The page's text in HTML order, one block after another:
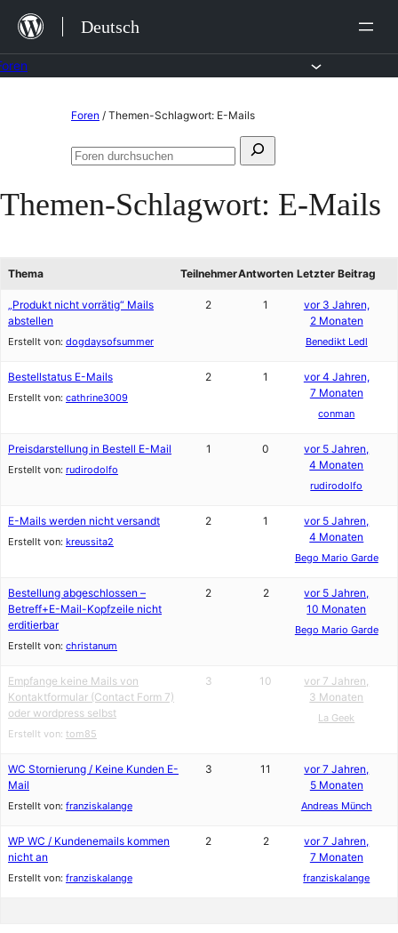
Zum
Inhalt
springen
Deutsch
Foren / Themen-Schlagwort: E-Mails
Suchen
Foren
Themen-Schlagwort: E-Mails
Thema TeilnehmerAntworten Letzter Beitrag
„Produkt nicht vorrätig“ Mails
abstellen
Erstellt von: dogdaysofsummer
2 1
vor 3 Jahren,
2 Monaten
Benedikt Ledl
Bestellstatus E-Mails
Erstellt von: cathrine3009
2 1
vor 4 Jahren,
7 Monaten
conman
Preisdarstellung in Bestell E-Mail
Erstellt von: rudirodolfo
1 0
vor 5 Jahren,
4 Monaten
rudirodolfo
E-Mails werden nicht versandt
Erstellt von: kreussita2
2 1
vor 5 Jahren,
4 Monaten
Bego Mario Garde
Bestellung abgeschlossen –
Betreff+E-Mail-Kopfzeile nicht
erditierbar
Erstellt von: christanum
2 2
vor 5 Jahren,
10 Monaten
Bego Mario Garde
Empfange keine Mails von
Kontaktformular (Contact Form 7)
oder wordpress selbst
Erstellt von: tom85
3 10
vor 7 Jahren,
3 Monaten
La Geek
WC Stornierung / Keine Kunden E-
Mail
Erstellt von: franziskalange
3 11
vor 7 Jahren,
5 Monaten
Andreas Münch
WP WC / Kundenemails kommen
nicht an
Erstellt von: franziskalange
2 2
vor 7 Jahren,
7 Monaten
franziskalange